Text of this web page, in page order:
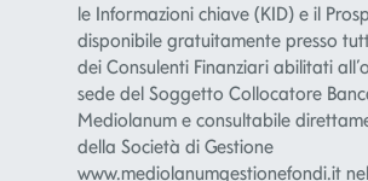
le Informazioni chiave (KID) e il
disponibile gratuitamente presso
dei Consulenti Finanziari abilitati
sede del Soggetto Collocatore
Mediolanum e consultabile
della Società di Gestione
www.mediolanumgestionefondi.it